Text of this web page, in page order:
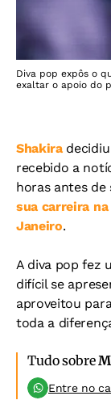
Diva pop expôs o
exaltar o apoio do
Shakiradecidiu
recebido a
horas antes
sua carreira na
Janeiro.
A diva pop fez
difícil se
aproveitou
toda a
Tudo sobre
Entre no